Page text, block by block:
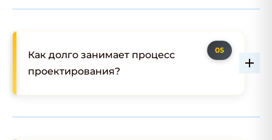
Как долго занимает процесс
проектирования?